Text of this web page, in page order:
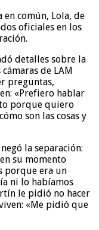
en común, Lola, de
oficiales en los
detalles sobre la
de LAM
preguntas,
«Prefiero hablar
porque quiero
son las cosas y
la separación:
su momento
porque era un
ni lo habíamos
le pidió no hacer
«Me pidió que